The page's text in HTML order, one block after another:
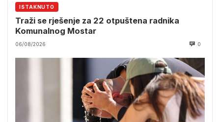
ISTAKNUTO
Traži se rješenje za 22 otpuštena radnika
Komunalnog Mostar
06/08/2026 0